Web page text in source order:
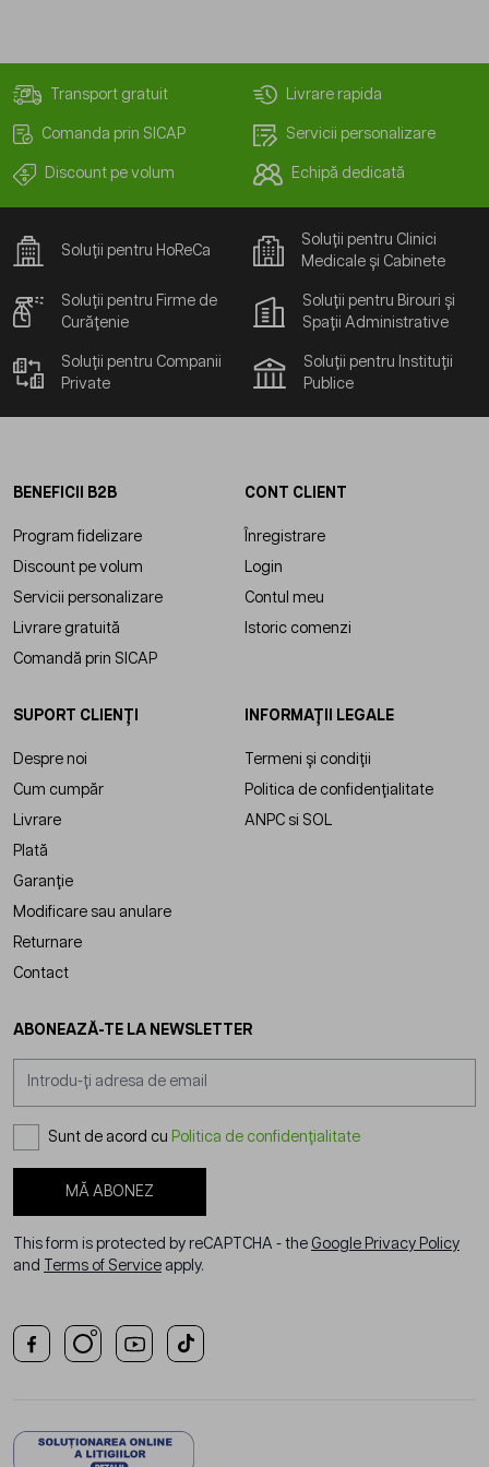
Transport gratuit Livrare rapida
Comanda prin SICAP Servicii personalizare
Discount pe volum Echipă dedicată
Soluții pentru HoReCa
Soluții pentru Clinici
Medicale și Cabinete
Soluții pentru Firme de
Curățenie
Soluții pentru Birouri și
Spații Administrative
Soluții pentru Companii
Private
Soluții pentru Instituții
Publice
BENEFICII B2B
Program fidelizare
Discount pe volum
Servicii personalizare
Livrare gratuită
Comandă prin SICAP
CONT CLIENT
Înregistrare
Login
Contul meu
Istoric comenzi
SUPORT CLIENȚI
Despre noi
Cum cumpăr
Livrare
Plată
Garanție
Modificare sau anulare
Returnare
Contact
INFORMAȚII LEGALE
Termeni și condiții
Politica de confidențialitate
ANPC si SOL
ABONEAZĂ-TE LA NEWSLETTER
Sunt de acord cu Politica de confidențialitate
MĂ ABONEZ
This form is protected by reCAPTCHA - the Google Privacy Policy
and
Terms of Service apply.